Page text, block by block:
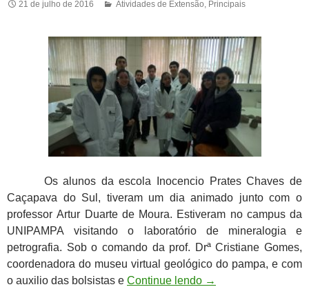
21 de julho de 2016 Atividades de Extensão Principais
Os alunos da escola Inocencio Prates Chaves de
Caçapava do Sul, tiveram um dia animado junto com o
professor Artur Duarte de Moura. Estiveram no campus da
UNIPAMPA visitando o laboratório de mineralogia e
petrografia. Sob o comando da prof. Drª Cristiane Gomes,
coordenadora do museu virtual geológico do pampa, e com
o auxilio das bolsistas e Continue lendo →